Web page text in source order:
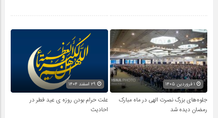
جلوه‌های بزرگ نصرت الهی در ماه مبارک
رمضان دیده شد
علت حرام بودن روزه ی عید فطر در
احادیث